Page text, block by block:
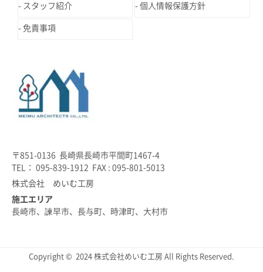
スタッフ紹介 個人情報保護方針
免責事項
〒851-0136 長崎県長崎市平間町1467-4
TEL： 095-839-1912 FAX : 095-801-5013
株式会社 めいむ工房
施工エリア
長崎市、諫早市、長与町、時津町、大村市
Copyright © 2024 株式会社めいむ工房 All Rights Reserved.